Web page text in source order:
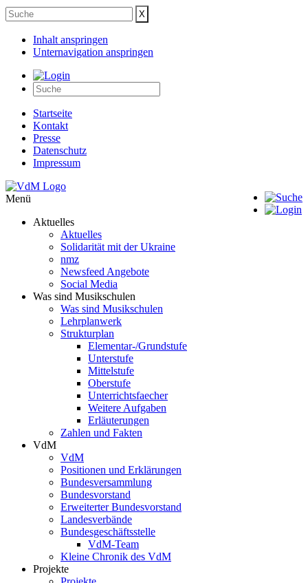
Inhalt anspringen
Unternavigation anspringen
Startseite
Kontakt
Presse
Datenschutz
Impressum
Menü
Aktuelles
Aktuelles
Solidarität mit der Ukraine
nmz
Newsfeed Angebote
Social Media
Was sind Musikschulen
Was sind Musikschulen
Lehrplanwerk
Strukturplan
Elementar-/Grundstufe
Unterstufe
Mittelstufe
Oberstufe
Unterrichtsfaecher
Weitere Aufgaben
Erläuterungen
Zahlen und Fakten
VdM
VdM
Positionen und Erklärungen
Bundesversammlung
Bundesvorstand
Erweiterter Bundesvorstand
Landesverbände
Bundesgeschäftsstelle
VdM-Team
Kleine Chronik des VdM
Projekte